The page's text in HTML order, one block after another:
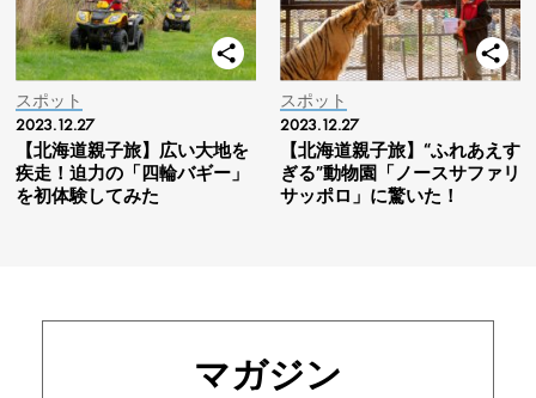
スポット
2023.12.27
【北海道親子旅】広い大地を
疾走！迫力の「四輪バギー」
を初体験してみた
スポット
2023.12.27
【北海道親子旅】“ふれあえす
ぎる”動物園「ノースサファリ
サッポロ」に驚いた！
マガジン